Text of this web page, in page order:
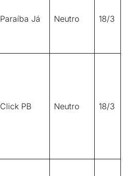
Paraíba Já Neutro 18/3
Click PB Neutro 18/3